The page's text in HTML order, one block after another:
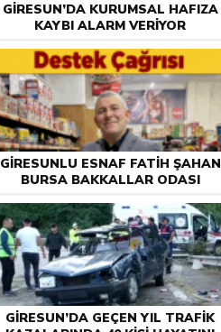
GIRESUN’DA KURUMSAL HAFIZA
KAYBI ALARM VERIYOR
GIRESUNLU ESNAF FATIH ŞAHAN
BURSA BAKKALLAR ODASI
GIRESUN’DA GEÇEN YIL TRAFIK